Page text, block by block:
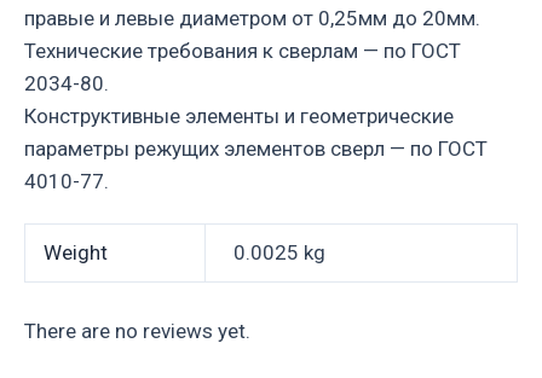
правые и левые диаметром от 0,25мм до 20мм.
Технические требования к сверлам — по ГОСТ
2034-80.
Конструктивные элементы и геометрические
параметры режущих элементов сверл — по ГОСТ
4010-77.
Weight 0.0025 kg
There are no reviews yet.